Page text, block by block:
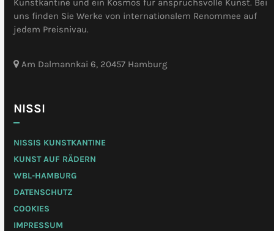
Kunstkantine und ein Kosmos für anspruchsvolle Kunst. Bei
uns finden Sie Werke von internationalem Renommee auf
jedem Preisnivau.
Am Dalmannkai 6, 20457 Hamburg
NISSI
NISSIS KUNSTKANTINE
KUNST AUF RÄDERN
WBL-HAMBURG
DATENSCHUTZ
COOKIES
IMPRESSUM